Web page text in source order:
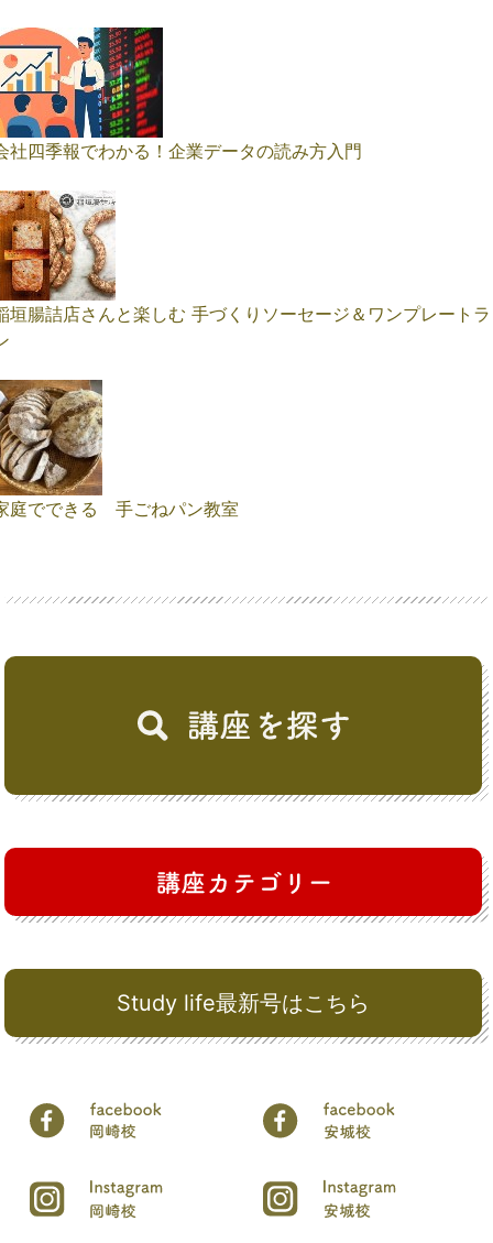
Study life最新号はこちら
社四季報でわかる！企業データの読み方入門
垣腸詰店さんと楽しむ 手づくりソーセージ＆ワンプレートラ
庭でできる 手ごねパン教室